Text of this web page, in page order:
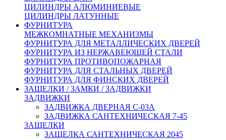
ЦИЛИНДРЫ АЛЮМИНИЕВЫЕ
ЦИЛИНДРЫ ЛАТУННЫЕ
ФУРНИТУРА
МЕЖКОМНАТНЫЕ МЕХАНИЗМЫ
ФУРНИТУРА ДЛЯ МЕТАЛЛИЧЕСКИХ ДВЕРЕЙ
ФУРНИТУРА ИЗ НЕРЖАВЕЮЩЕЙ СТАЛИ
ФУРНИТУРА ПРОТИВОПОЖАРНАЯ
ФУРНИТУРА ДЛЯ СТАЛЬНЫХ ДВЕРЕЙ
ФУРНИТУРА ДЛЯ ФИНСКИХ ДВЕРЕЙ
ЗАЩЕЛКИ / ЗАМКИ / ЗАДВИЖКИ
ЗАДВИЖКИ
ЗАДВИЖКА ДВЕРНАЯ C-03A
ЗАДВИЖКА САНТЕХНИЧЕСКАЯ 7-45
ЗАЩЕЛКИ
ЗАЩЕЛКА САНТЕХНИЧЕСКАЯ 2045